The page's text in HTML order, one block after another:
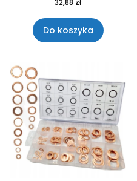
32,88 zł
Do koszyka